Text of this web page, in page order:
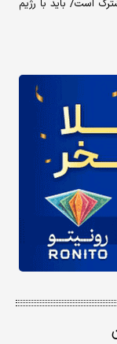
است/ باید با رژیم